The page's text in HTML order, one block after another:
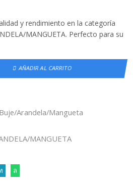
y rendimiento en la categoría
MANGUETA. Perfecto para su
AÑADIR AL CARRITO
Arandela/Mangueta
MANGUETA